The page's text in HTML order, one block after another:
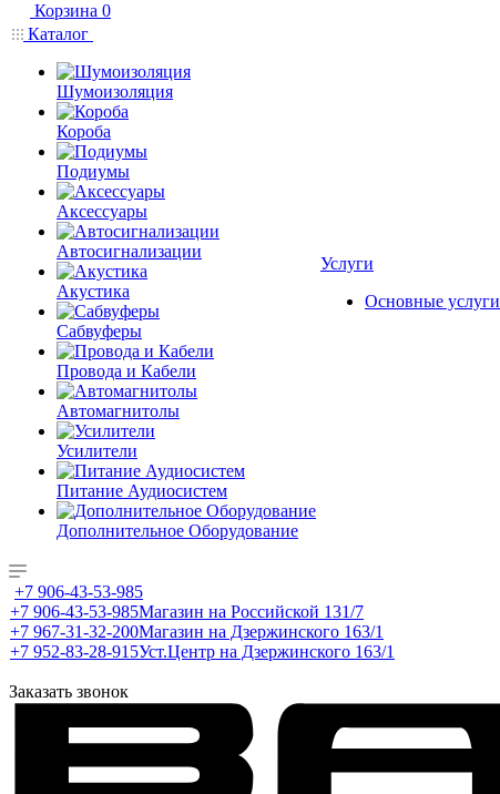
Корзина 0
Каталог
Шумоизоляция
Короба
Подиумы
Аксессуары
Автосигнализации
Акустика
Сабвуферы
Провода и Кабели
Автомагнитолы
Усилители
Питание Аудиосистем
Дополнительное Оборудование
Услуги
Основные услуги
+7 906-43-53-985
+7 906-43-53-985Магазин на Российской 131/7
+7 967-31-32-200Магазин на Дзержинского 163/1
+7 952-83-28-915Уст.Центр на Дзержинского 163/1
Заказать звонок